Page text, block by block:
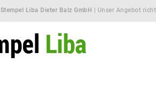
Stempel Liba Dieter Balz GmbH | Unser Angebot